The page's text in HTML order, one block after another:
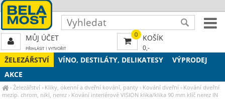
ŽELEZÁŘSTVÍ VÍNO, DESTILÁTY, DELIKATESY
VÝPRODEJ
AKCE
›Železářství › Kliky, okenní a dveřní kování, panty › Kování dveřní › Kování dveřní
mezip. chrom, nikl, nerez › Kování interiérové VISION klika/klika 90 mm klíč nerez IN
0 KOŠÍK
0,-
MŮJ ÚČET
PŘIHLÁSIT| VYTVOŘIT